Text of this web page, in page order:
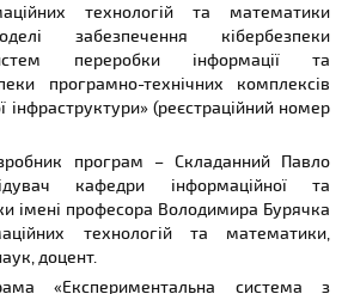
технологій та математики
забезпечення кібербезпеки
переробки інформації та
програмно-технічних комплексів
інфраструктури» (реєстраційний номер
програм – Складанний Павло
кафедри інформаційної та
імені професора Володимира Бурячка
технологій та математики,
доцент.
«Експериментальна система з